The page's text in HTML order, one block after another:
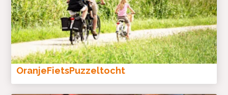
OranjeFietsPuzzeltocht